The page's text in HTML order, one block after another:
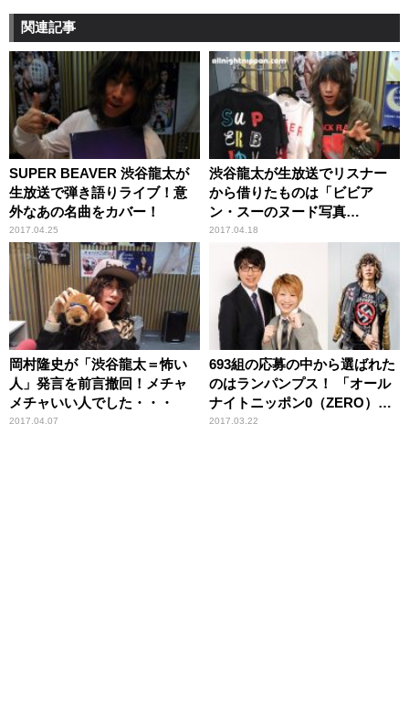
関連記事
SUPER BEAVER 渋谷龍太が
生放送で弾き語りライブ！意
外なあの名曲をカバー！
2017.04.25
渋谷龍太が生放送でリスナー
から借りたものは「ビビア
ン・スーのヌード写真
集」！？
2017.04.18
岡村隆史が「渋谷龍太＝怖い
人」発言を前言撤回！メチャ
メチャいい人でした・・・
2017.04.07
693組の応募の中から選ばれた
のはランパンプス！ 「オール
ナイトニッポン0（ZERO）」
新パーソナリティ誕生！
2017.03.22